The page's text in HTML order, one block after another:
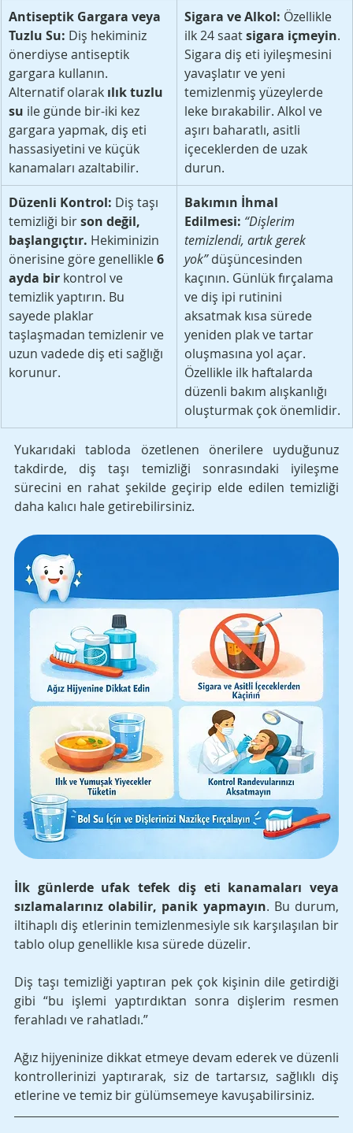
Antiseptik Gargara veya
Tuzlu Su: Diş hekiminiz
önerdiyse antiseptik
gargara kullanın.
Alternatif olarak ılık tuzlu
su ile günde bir-iki kez
gargara yapmak, diş eti
hassasiyetini ve küçük
kanamaları azaltabilir.
Sigara ve Alkol: Özellikle
ilk 24 saat sigara içmeyin.
Sigara diş eti iyileşmesini
yavaşlatır ve yeni
temizlenmiş yüzeylerde
leke bırakabilir. Alkol ve
aşırı baharatlı, asitli
içeceklerden de uzak
durun.
Düzenli Kontrol: Diş taşı
temizliği bir son değil,
başlangıçtır. Hekiminizin
önerisine göre genellikle 6
ayda bir kontrol ve
temizlik yaptırın. Bu
sayede plaklar
taşlaşmadan temizlenir ve
uzun vadede diş eti sağlığı
korunur.
Bakımın İhmal
Edilmesi: “Dişlerim
temizlendi, artık gerek
yok” düşüncesinden
kaçının. Günlük fırçalama
ve diş ipi rutinini
aksatmak kısa sürede
yeniden plak ve tartar
oluşmasına yol açar.
Özellikle ilk haftalarda
düzenli bakım alışkanlığı
oluşturmak çok önemlidir.
Yukarıdaki tabloda özetlenen önerilere uyduğunuz
takdirde, diş taşı temizliği sonrasındaki iyileşme
sürecini en rahat şekilde geçirip elde edilen temizliği
daha kalıcı hale getirebilirsiniz.
İlk günlerde ufak tefek diş eti kanamaları veya
sızlamalarınız olabilir, panik yapmayın. Bu durum,
iltihaplı diş etlerinin temizlenmesiyle sık karşılaşılan bir
tablo olup genellikle kısa sürede düzelir.
Diş taşı temizliği yaptıran pek çok kişinin dile getirdiği
gibi “bu işlemi yaptırdıktan sonra dişlerim resmen
ferahladı ve rahatladı.”
Ağız hijyeninize dikkat etmeye devam ederek ve düzenli
kontrollerinizi yaptırarak, siz de tartarsız, sağlıklı diş
etlerine ve temiz bir gülümsemeye kavuşabilirsiniz.